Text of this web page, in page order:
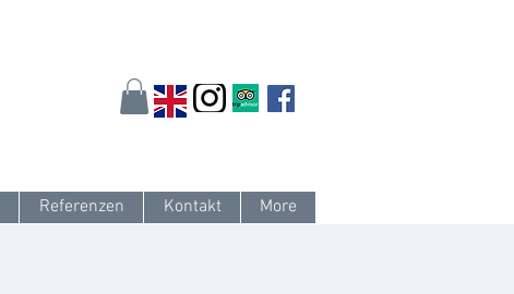
Referenzen Kontakt More